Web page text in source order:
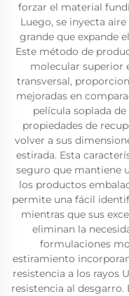
forzar el material
Luego, se inyecta
grande que expande
Este método de
molecular superior
transversal,
mejoradas en
película soplada
propiedades de
volver a sus
estirada. Esta
seguro que mantiene
los productos
permite una fácil
mientras que sus
eliminan la
formulaciones
estiramiento
resistencia a los rayos
resistencia al